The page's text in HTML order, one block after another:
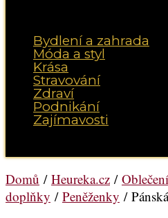
Bydlení a zahrada
Móda a styl
Krása
Stravování
Zdraví
Podnikání
Zajímavosti
Domů / Heureka.cz /
doplňky / Peněženky /